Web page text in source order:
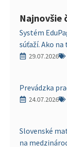
Najnovšie
Systém
súťaží. Ako na
29.07.2026
Prevádzka
24.07.2026
Slovenské
na